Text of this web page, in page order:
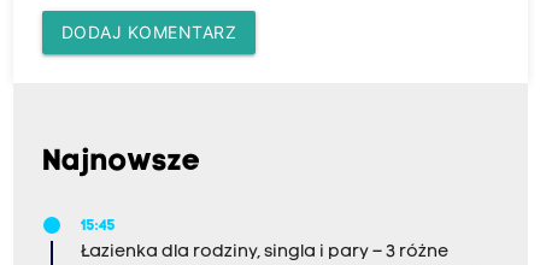
DODAJ KOMENTARZ
Najnowsze
15:45
Łazienka dla rodziny, singla i pary – 3 różne